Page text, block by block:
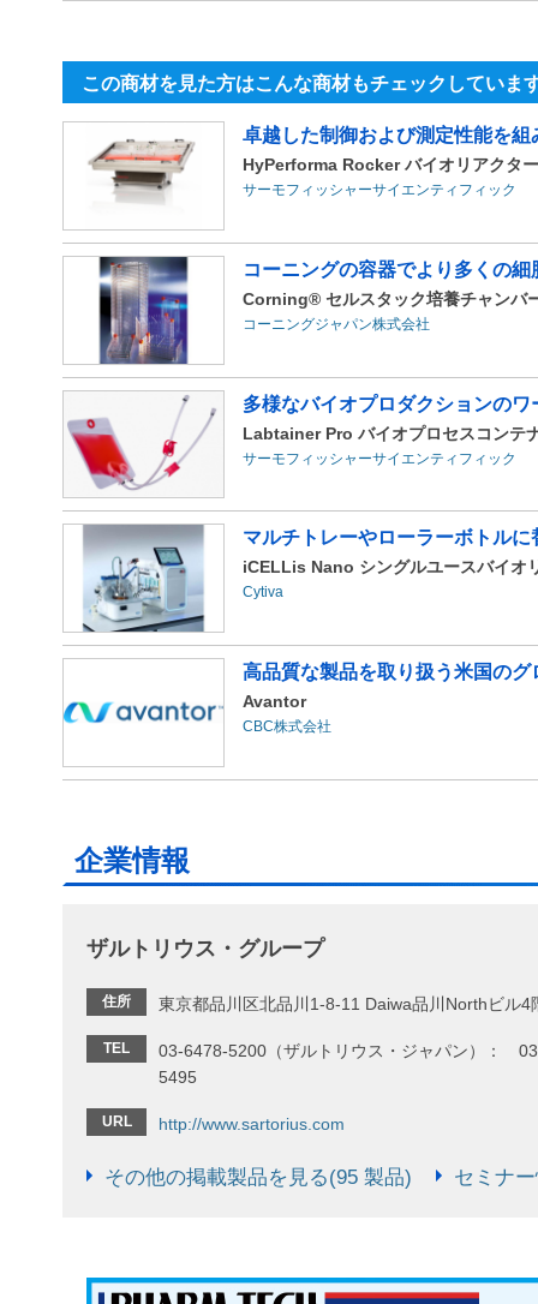
この商材を見た方はこんな商材もチェックしていま
卓越した制御および測定性能を
HyPerforma Rocker バイオリアクター
サーモフィッシャーサイエンティフィック
コーニングの容器でより多くの細
Corning® セルスタック培養チャンバ
コーニングジャパン株式会社
多様なバイオプロダクションの
Labtainer Pro バイオプロセスコンテ
サーモフィッシャーサイエンティフィック
マルチトレーやローラーボトル
iCELLis Nano シングルユースバイオ
Cytiva
高品質な製品を取り扱う米国の
Avantor
CBC株式会社
企業情報
ザルトリウス・グループ
住所 東京都品川区北品川1-8-11 Daiwa品川Northビル4
TEL
03-6478-5200（ザルトリウス・ジャパン）：
5495
URL http://www.sartorius.com
その他の掲載製品を見る(95 製品) セミナ